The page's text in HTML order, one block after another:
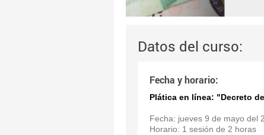
Datos del curso:
Fecha y horario:
Plática en línea: "Decreto
Fecha: jueves 9 de mayo del
Horario: 1 sesión de 2 horas